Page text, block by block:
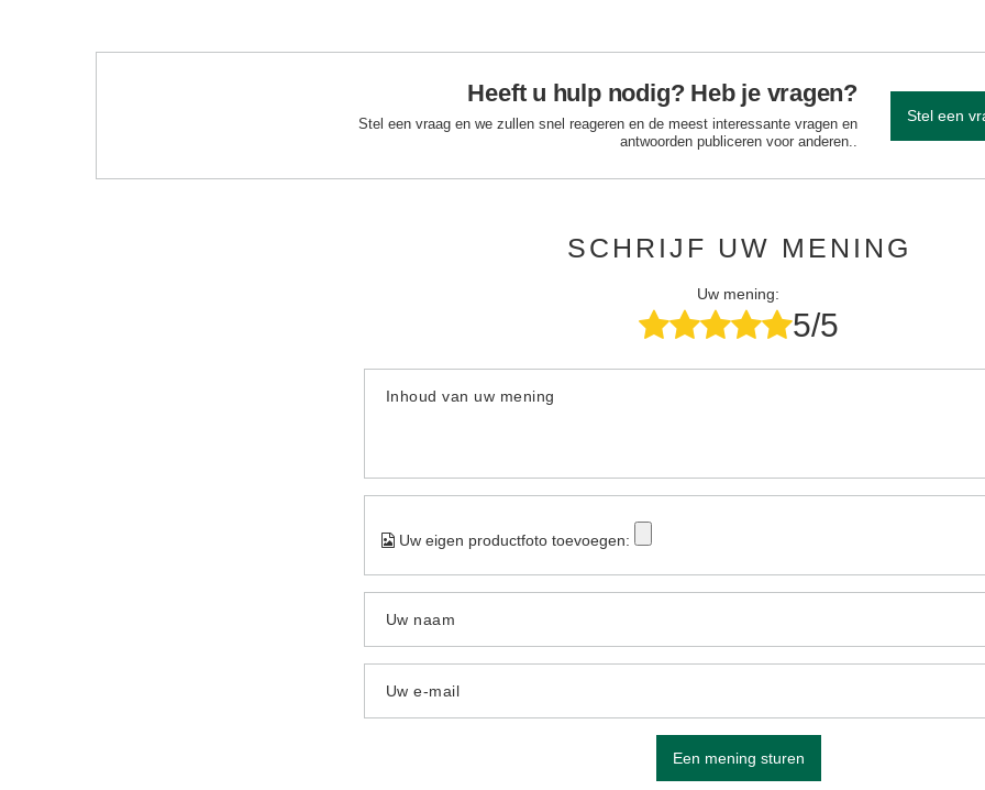
Heeft u hulp nodig? Heb je vragen?
Stel een vraag en we zullen snel reageren en de meest interessante vragen en
antwoorden publiceren voor anderen..
Stel een
SCHRIJF UW MENING
Uw mening:
5/5
Inhoud van uw mening
Uw eigen productfoto toevoegen:
Uw naam
Uw e-mail
Een mening sturen